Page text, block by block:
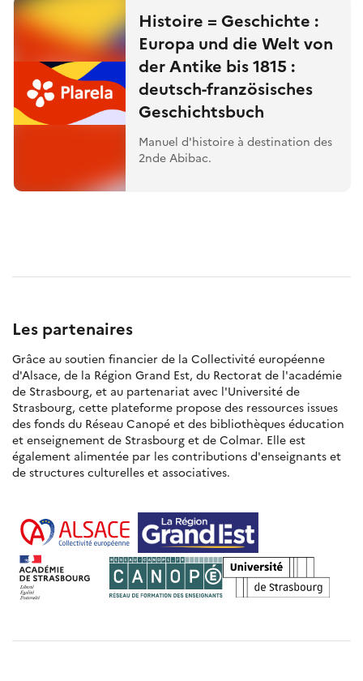
Histoire = Geschichte :
Europa und die Welt von
der Antike bis 1815 :
deutsch-französisches
Geschichtsbuch
Manuel d'histoire à destination des
2nde Abibac.
Les partenaires
Grâce au soutien financier de la Collectivité européenne
d'Alsace, de la Région Grand Est, du Rectorat de l'académie
de Strasbourg, et au partenariat avec l'Université de
Strasbourg, cette plateforme propose des ressources issues
des fonds du Réseau Canopé et des bibliothèques éducation
et enseignement de Strasbourg et de Colmar. Elle est
également alimentée par les contributions d'enseignants et
de structures culturelles et associatives.